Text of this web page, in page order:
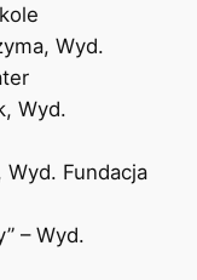
Wyd.
Wyd.
Wyd. Fundacja
– Wyd.